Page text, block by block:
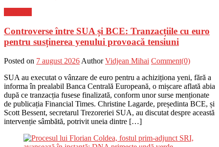
Controverse între SUA și BCE: Tranzacțiile cu euro
pentru susținerea yenului provoacă tensiuni
Posted on 7 august 2026 Author Vidjean Mihai Comment(0)
SUA au executat o vânzare de euro pentru a achiziționa yeni, fără a
informa în prealabil Banca Centrală Europeană, o mișcare aflată abia
după ce tranzacția fusese finalizată, conform unor surse menționate
de publicația Financial Times. Christine Lagarde, președinta BCE, și
Scott Bessent, secretarul Trezoreriei SUA, au discutat despre această
intervenție sâmbătă, potrivit uneia dintre […]